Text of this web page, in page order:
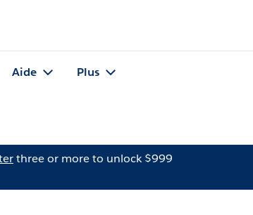
Aide Plus
three or more to unlock $999